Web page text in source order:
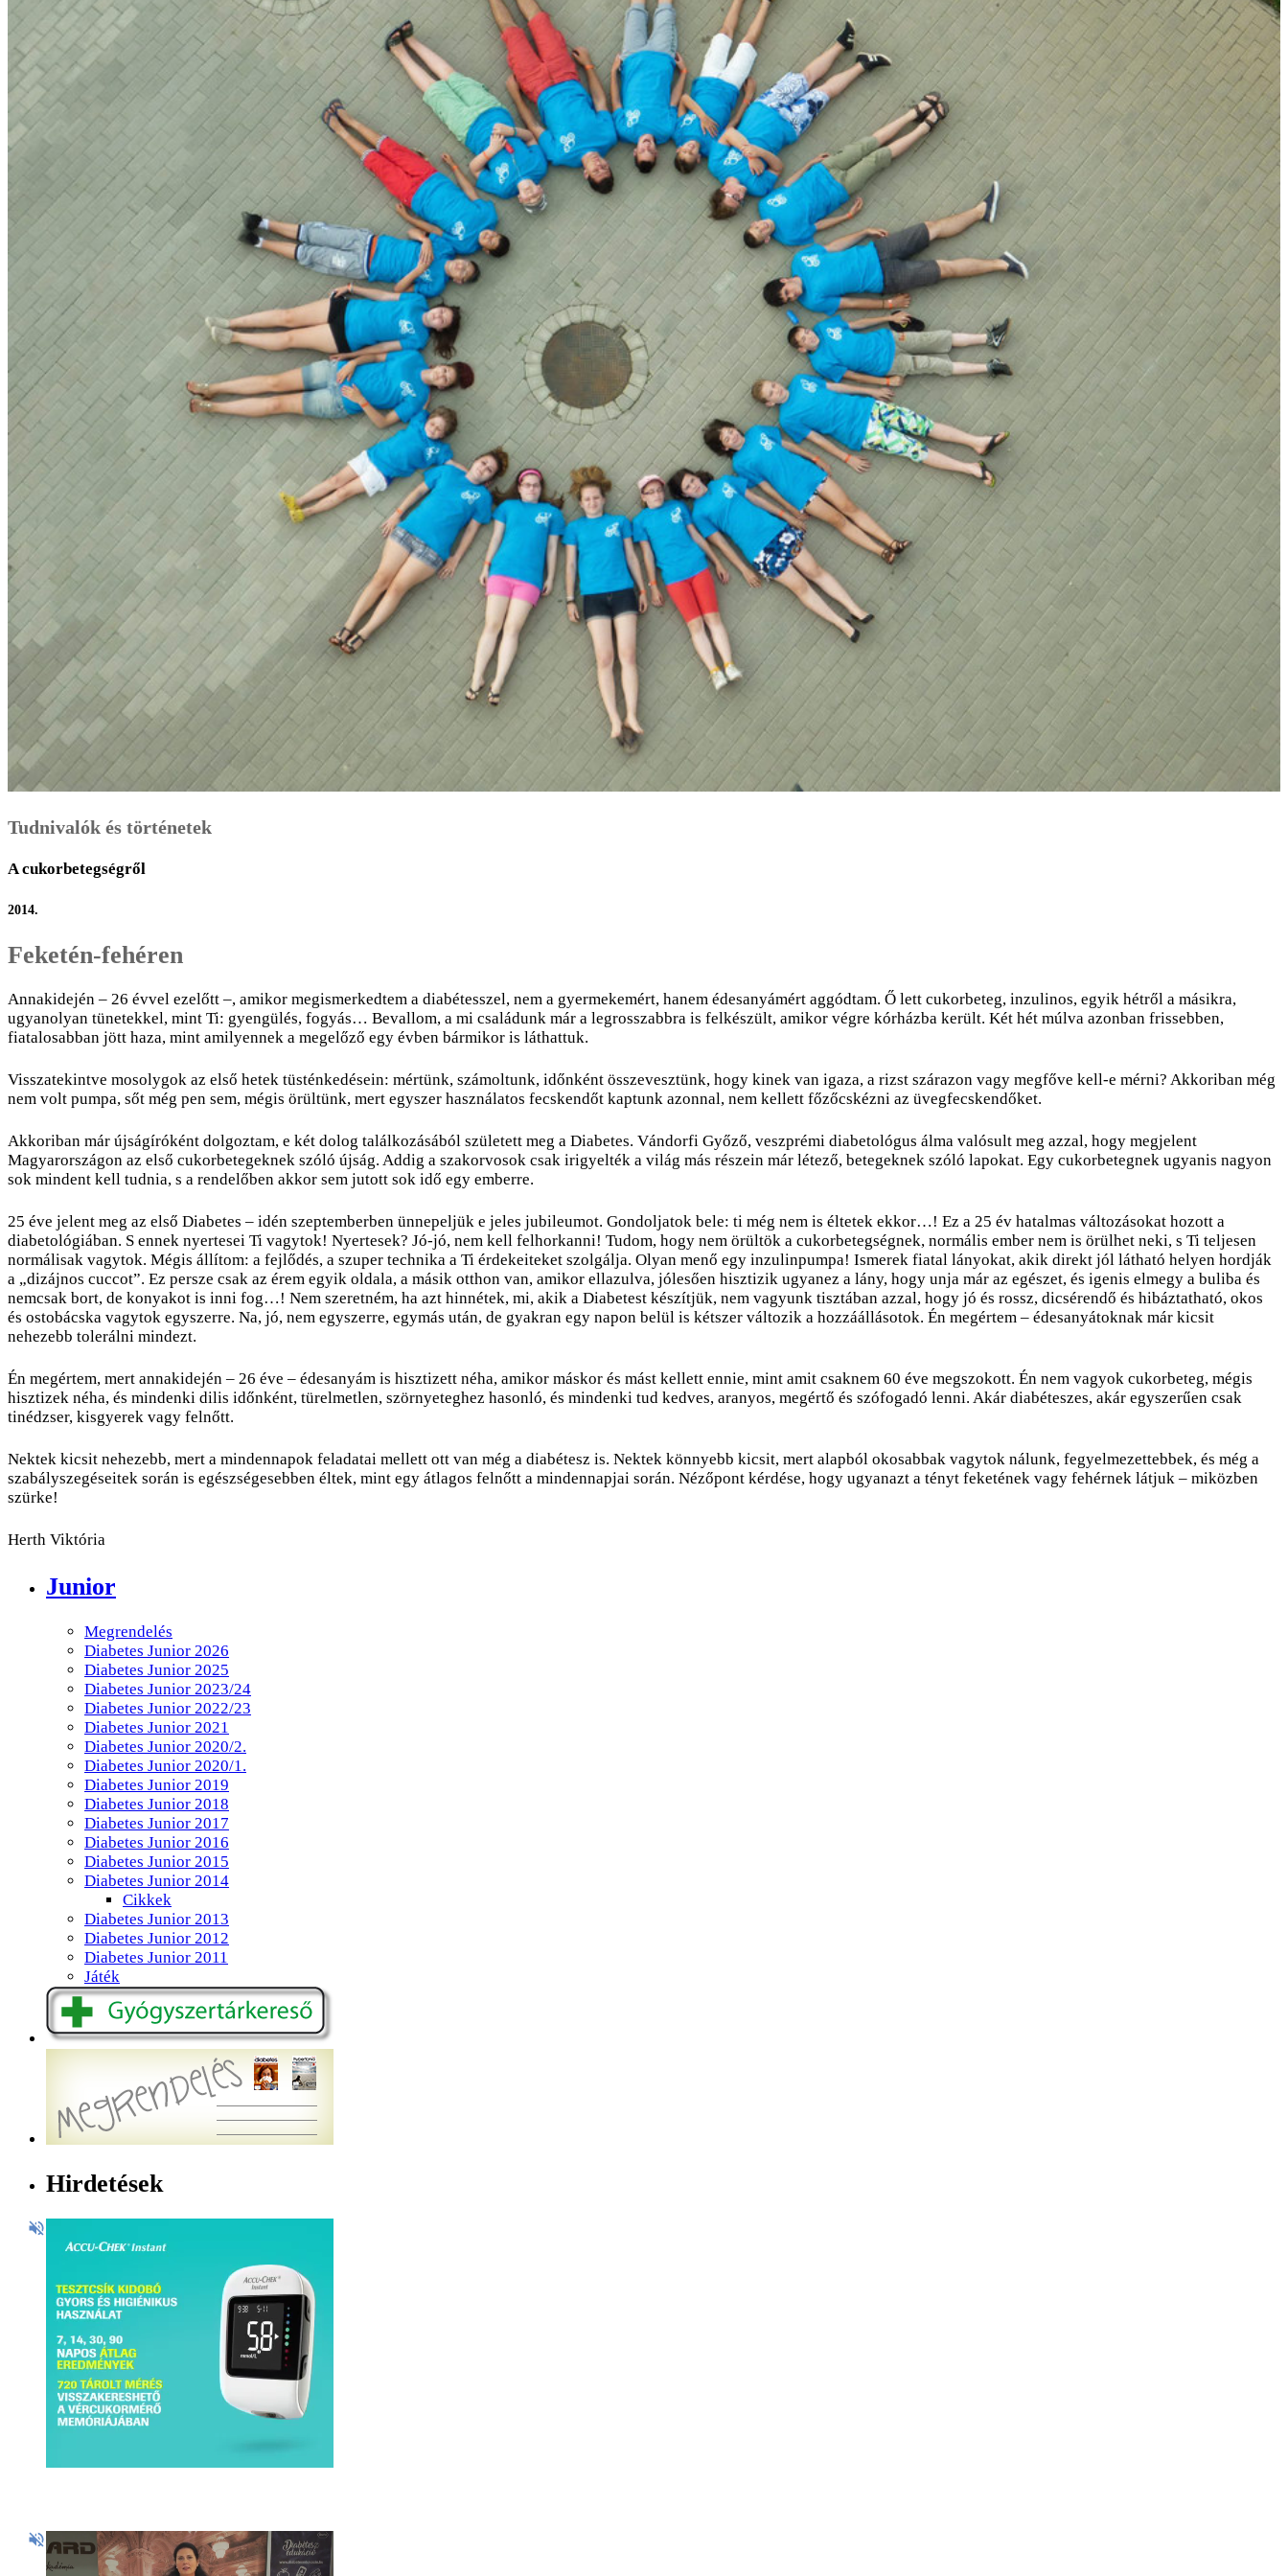
Tudnivalók és történetek
A cukorbetegségről
2014.
Feketén-fehéren
Annakidején – 26 évvel ezelőtt –, amikor megismerkedtem a diabétesszel, nem a gyermekemért, hanem édesanyámért aggódtam. Ő lett cukorbeteg, inzulinos, egyik hétről a másikra,
ugyanolyan tünetekkel, mint Ti: gyengülés, fogyás… Bevallom, a mi családunk már a legrosszabbra is felkészült, amikor végre kórházba került. Két hét múlva azonban frissebben,
fiatalosabban jött haza, mint amilyennek a megelőző egy évben bármikor is láthattuk.
Visszatekintve mosolygok az első hetek tüsténkedésein: mértünk, számoltunk, időnként összevesztünk, hogy kinek van igaza, a rizst szárazon vagy megfőve kell-e mérni? Akkoriban még
nem volt pumpa, sőt még pen sem, mégis örültünk, mert egyszer használatos fecskendőt kaptunk azonnal, nem kellett főzőcskézni az üvegfecskendőket.
Akkoriban már újságíróként dolgoztam, e két dolog találkozásából született meg a Diabetes. Vándorfi Győző, veszprémi diabetológus álma valósult meg azzal, hogy megjelent
Magyarországon az első cukorbetegeknek szóló újság. Addig a szakorvosok csak irigyelték a világ más részein már létező, betegeknek szóló lapokat. Egy cukorbetegnek ugyanis nagyon
sok mindent kell tudnia, s a rendelőben akkor sem jutott sok idő egy emberre.
25 éve jelent meg az első Diabetes – idén szeptemberben ünnepeljük e jeles jubileumot. Gondoljatok bele: ti még nem is éltetek ekkor…! Ez a 25 év hatalmas változásokat hozott a
diabetológiában. S ennek nyertesei Ti vagytok! Nyertesek? Jó-jó, nem kell felhorkanni! Tudom, hogy nem örültök a cukorbetegségnek, normális ember nem is örülhet neki, s Ti teljesen
normálisak vagytok. Mégis állítom: a fejlődés, a szuper technika a Ti érdekeiteket szolgálja. Olyan menő egy inzulinpumpa! Ismerek fiatal lányokat, akik direkt jól látható helyen hordják
a „dizájnos cuccot”. Ez persze csak az érem egyik oldala, a másik otthon van, amikor ellazulva, jólesően hisztizik ugyanez a lány, hogy unja már az egészet, és igenis elmegy a buliba és
nemcsak bort, de konyakot is inni fog…! Nem szeretném, ha azt hinnétek, mi, akik a Diabetest készítjük, nem vagyunk tisztában azzal, hogy jó és rossz, dicsérendő és hibáztatható, okos
és ostobácska vagytok egyszerre. Na, jó, nem egyszerre, egymás után, de gyakran egy napon belül is kétszer változik a hozzáállásotok. Én megértem – édesanyátoknak már kicsit
nehezebb tolerálni mindezt.
Én megértem, mert annakidején – 26 éve – édesanyám is hisztizett néha, amikor máskor és mást kellett ennie, mint amit csaknem 60 éve megszokott. Én nem vagyok cukorbeteg, mégis
hisztizek néha, és mindenki dilis időnként, türelmetlen, szörnyeteghez hasonló, és mindenki tud kedves, aranyos, megértő és szófogadó lenni. Akár diabéteszes, akár egyszerűen csak
tinédzser, kisgyerek vagy felnőtt.
Nektek kicsit nehezebb, mert a mindennapok feladatai mellett ott van még a diabétesz is. Nektek könnyebb kicsit, mert alapból okosabbak vagytok nálunk, fegyelmezettebbek, és még a
szabályszegéseitek során is egészségesebben éltek, mint egy átlagos felnőtt a mindennapjai során. Nézőpont kérdése, hogy ugyanazt a tényt feketének vagy fehérnek látjuk – miközben
szürke!
Herth Viktória
Junior
Megrendelés
Diabetes Junior 2026
Diabetes Junior 2025
Diabetes Junior 2023/24
Diabetes Junior 2022/23
Diabetes Junior 2021
Diabetes Junior 2020/2.
Diabetes Junior 2020/1.
Diabetes Junior 2019
Diabetes Junior 2018
Diabetes Junior 2017
Diabetes Junior 2016
Diabetes Junior 2015
Diabetes Junior 2014
Cikkek
Diabetes Junior 2013
Diabetes Junior 2012
Diabetes Junior 2011
Játék
Hirdetések